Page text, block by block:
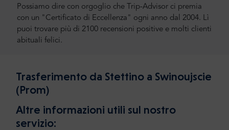
Possiamo dire con orgoglio che Trip-Advisor ci premia
con un "Certificato di Eccellenza" ogni anno dal 2004. Lì
puoi trovare più di 2100 recensioni positive e molti clienti
abituali felici.
Trasferimento da Stettino a Swinoujscie
(Prom)
Altre informazioni utili sul nostro
servizio: